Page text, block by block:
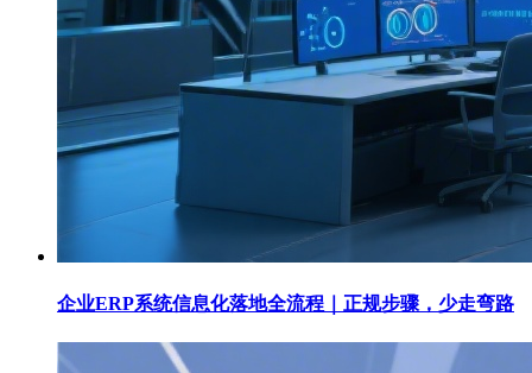
企业ERP系统信息化落地全流程｜正规步骤，少走弯路